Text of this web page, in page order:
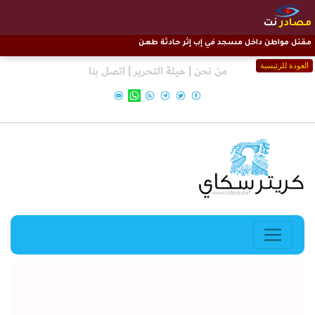
مصادرنت
العودة للرئيسية
مقتل مواطن داخل مسجد في إب إثر حادثة طعن